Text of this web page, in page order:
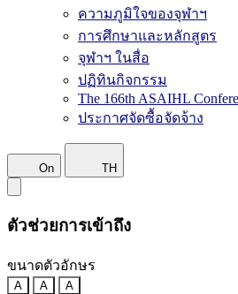
ความภูมิใจของจุฬาฯ
การศึกษาและหลักสูตร
จุฬาฯ ในสื่อ
ปฏิทินกิจกรรม
The 166th ASAIHL
ประกาศจัดซื้อจัดจ้าง
On TH
ตัวช่วยการเข้าถึง
ขนาดตัวอักษร
A A A